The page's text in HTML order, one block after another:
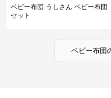
ベビー布団 うしさん ベビー布団
セット
ベビー布団